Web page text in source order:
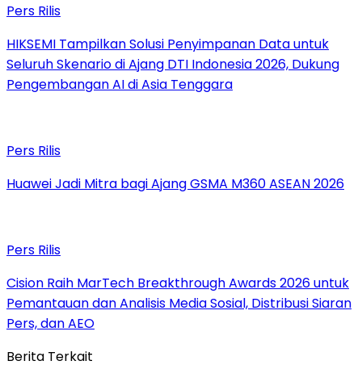
Pers Rilis
HIKSEMI Tampilkan Solusi Penyimpanan Data untuk
Seluruh Skenario di Ajang DTI Indonesia 2026, Dukung
Pengembangan AI di Asia Tenggara
Pers Rilis
Huawei Jadi Mitra bagi Ajang GSMA M360 ASEAN 2026
Pers Rilis
Cision Raih MarTech Breakthrough Awards 2026 untuk
Pemantauan dan Analisis Media Sosial, Distribusi Siaran
Pers, dan AEO
Berita Terkait